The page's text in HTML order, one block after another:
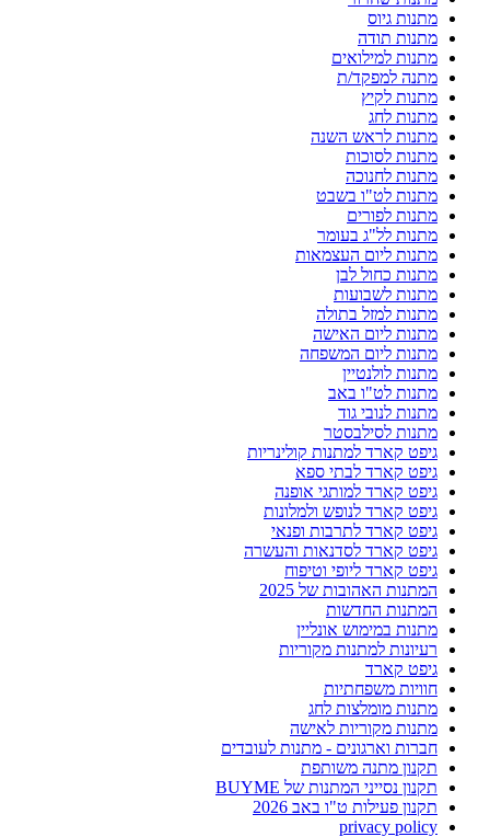
מתנות גיוס
מתנות תודה
מתנות למילואים
מתנה למפקד/ת
מתנות לקיץ
מתנות לחג
מתנות לראש השנה
מתנות לסוכות
מתנות לחנוכה
מתנות לט"ו בשבט
מתנות לפורים
מתנות לל"ג בעומר
מתנות ליום העצמאות
מתנות כחול לבן
מתנות לשבועות
מתנות למזל בתולה
מתנות ליום האישה
מתנות ליום המשפחה
מתנות לולנטיין
מתנות לט"ו באב
מתנות לנובי גוד
מתנות לסילבסטר
גיפט קארד למתנות קולינריות
גיפט קארד לבתי ספא
גיפט קארד למותגי אופנה
גיפט קארד לנופש ולמלונות
גיפט קארד לתרבות ופנאי
גיפט קארד לסדנאות והעשרה
גיפט קארד ליופי וטיפוח
המתנות האהובות של 2025
המתנות החדשות
מתנות במימוש אונליין
רעיונות למתנות מקוריות
גיפט קארד
חוויות משפחתיות
מתנות מומלצות לחג
מתנות מקוריות לאישה
חברות וארגונים - מתנות לעובדים
תקנון מתנה משותפת
תקנון נסייני המתנות של BUYME
תקנון פעילות ט"ו באב 2026
privacy policy